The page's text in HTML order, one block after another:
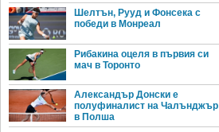
Шелтън, Рууд и Фонсека с
победи в Монреал
Рибакина оцеля в първия си
мач в Торонто
Александър Донски е
полуфиналист на Чалънджър
в Полша